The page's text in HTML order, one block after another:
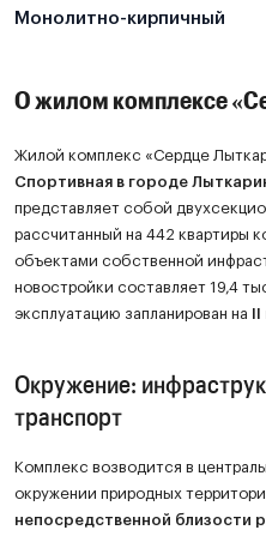
Монолитно-кирпичный
О жилом комплексе
Жилой комплекс «Сердце
Спортивная в городе
представляет собой
рассчитанный на 442 квартиры
объектами собственной
новостройки составляет 19,4
эксплуатацию запланирован на II
Окружение:
транспорт
Комплекс возводится в
окружении природных
непосредственной близости